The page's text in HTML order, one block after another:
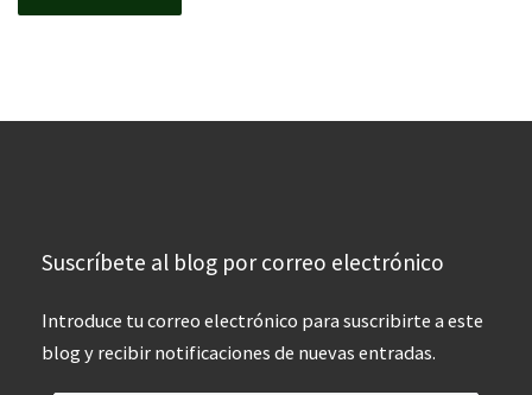
Suscríbete al blog por correo electrónico
Introduce tu correo electrónico para suscribirte a este
blog y recibir notificaciones de nuevas entradas.